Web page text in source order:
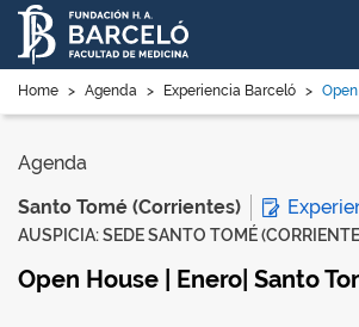
Home > Agenda > Experiencia Barceló >
Agenda
Santo Tomé (Corrientes)
AUSPICIA: SEDE SANTO TOMÉ
Open House | Enero| Santo